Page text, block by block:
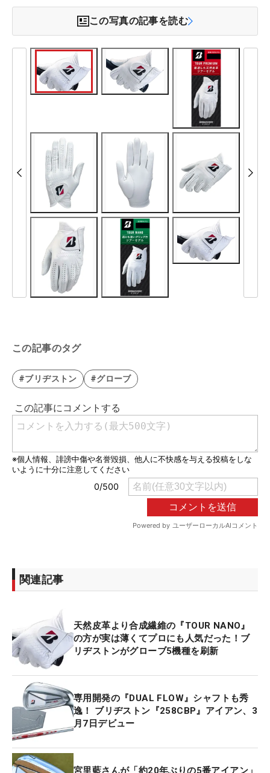
この写真の記事を読む
この記事のタグ
#ブリヂストン #グローブ
関連記事
天然皮革より合成繊維の『TOUR NANO』
の方が実は薄くてプロにも人気だった！ブ
リヂストンがグローブ5機種を刷新
専用開発の『DUAL FLOW』シャフトも秀
逸！ ブリヂストン『258CBP』アイアン、3
月7日デビュー
宮里藍さんが「約20年ぶりの5番アイアン」